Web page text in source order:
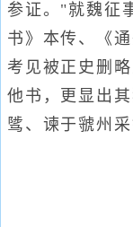
参证。"就魏征
书》本传、《
考见被正史删
他书，更显出
骘、谏于虢州